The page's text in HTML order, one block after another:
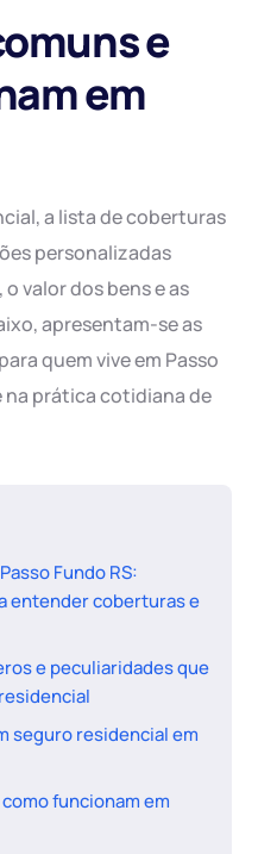
e
em
a lista de coberturas
personalizadas
valor dos bens e as
apresentam-se as
quem vive em Passo
na prática cotidiana de
Fundo RS:
entender coberturas e
e peculiaridades que
seguro residencial em
funcionam em